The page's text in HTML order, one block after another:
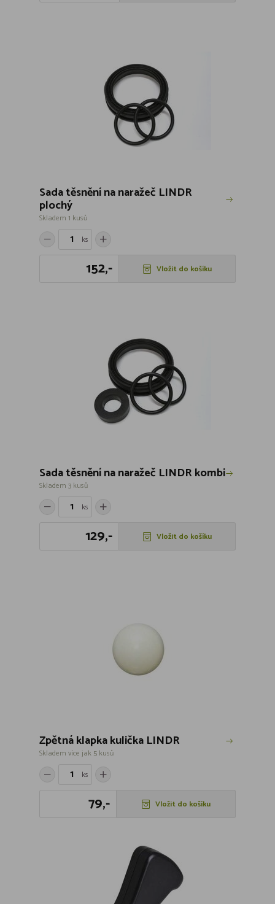
Sada těsnění na naražeč LINDR
plochý
Skladem 1 kusů
ks
152,- Vložit do košíku
Sada těsnění na naražeč LINDR kombi
Skladem 3 kusů
ks
129,- Vložit do košíku
Zpětná klapka kulička LINDR
Skladem více jak 5 kusů
ks
79,- Vložit do košíku